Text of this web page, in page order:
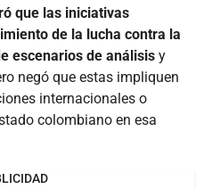
que las iniciativas
de la lucha contra la
escenarios de análisis y
negó que estas impliquen
internacionales o
colombiano en esa